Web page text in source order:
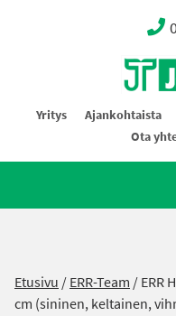
Oy J-
Yritys Ajankohtaista
Ota
Etusivu /ERR-Team /ERR
cm (sininen, keltainen,